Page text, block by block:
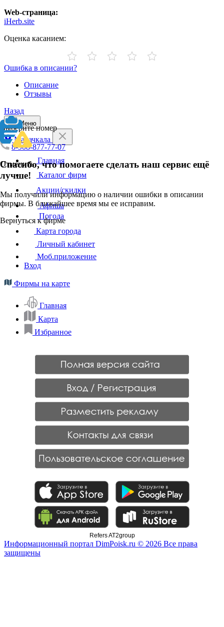
Web-страница:
iHerb.site
Оценка касанием:
Ошибка в описании?
Описание
Отзывы
Назад
Выберите номер
8-908-877-77-07
Отменить
Спасибо, что помогаете сделать наш сервис ещё
лучше!
Мы получили информацию о наличии ошибки в описании
фирмы. В ближайшее время мы ее исправим.
Вернуться к фирме
Меню
Махачкала
Главная
Каталог фирм
Акции/скидки
Афиша
Погода
Карта города
Личный кабинет
Моб.приложение
Вход
Фирмы на карте
Главная
Карта
Избранное
Refers AT2group
Информационный портал DimPoisk.ru © 2026 Все права
защищены